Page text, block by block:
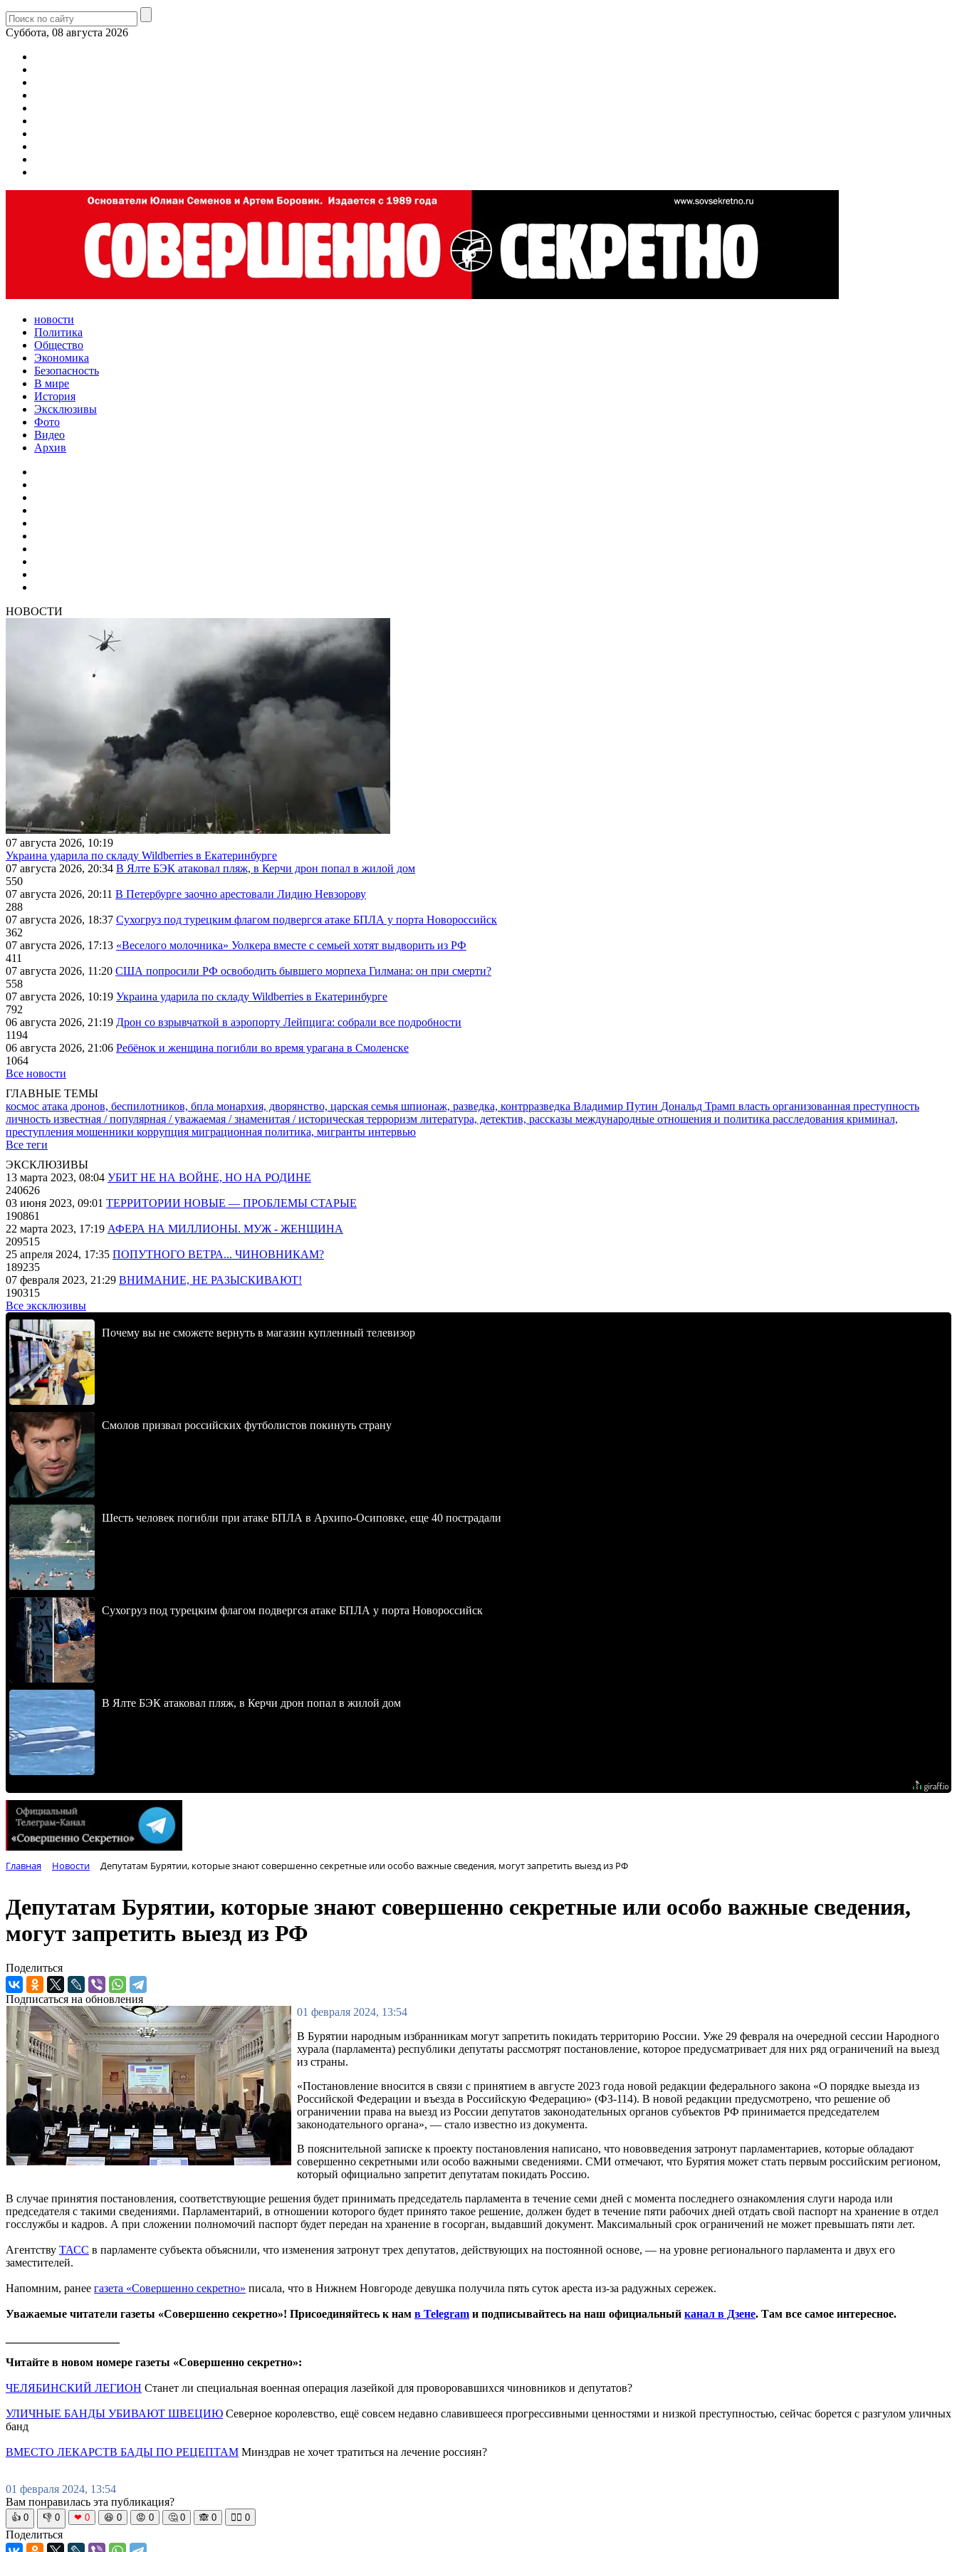
Суббота, 08 августа 2026
новости
Политика
Общество
Экономика
Безопасность
В мире
История
Эксклюзивы
Фото
Видео
Архив
НОВОСТИ
07 августа 2026, 10:19
Украина ударила по складу Wildberries в Екатеринбурге
07 августа 2026, 20:34 В Ялте БЭК атаковал пляж, в Керчи дрон попал в жилой дом
550
07 августа 2026, 20:11 В Петербурге заочно арестовали Лидию Невзорову
288
07 августа 2026, 18:37 Сухогруз под турецким флагом подвергся атаке БПЛА у порта Новороссийск
362
07 августа 2026, 17:13 «Веселого молочника» Уолкера вместе с семьей хотят выдворить из РФ
411
07 августа 2026, 11:20 США попросили РФ освободить бывшего морпеха Гилмана: он при смерти?
558
07 августа 2026, 10:19 Украина ударила по складу Wildberries в Екатеринбурге
792
06 августа 2026, 21:19 Дрон со взрывчаткой в аэропорту Лейпцига: собрали все подробности
1194
06 августа 2026, 21:06 Ребёнок и женщина погибли во время урагана в Смоленске
1064
Все новости
ГЛАВНЫЕ ТЕМЫ
космос атака дронов, беспилотников, бпла монархия, дворянство, царская семья шпионаж, разведка, контрразведка Владимир Путин Дональд Трамп власть организованная преступность
личность известная / популярная / уважаемая / знаменитая / историческая терроризм литература, детектив, рассказы международные отношения и политика расследования криминал,
преступления мошенники коррупция миграционная политика, мигранты интервью
Все теги
ЭКСКЛЮЗИВЫ
13 марта 2023, 08:04 УБИТ НЕ НА ВОЙНЕ, НО НА РОДИНЕ
240626
03 июня 2023, 09:01 ТЕРРИТОРИИ НОВЫЕ — ПРОБЛЕМЫ СТАРЫЕ
190861
22 марта 2023, 17:19 АФЕРА НА МИЛЛИОНЫ. МУЖ - ЖЕНЩИНА
209515
25 апреля 2024, 17:35 ПОПУТНОГО ВЕТРА... ЧИНОВНИКАМ?
189235
07 февраля 2023, 21:29 ВНИМАНИЕ, НЕ РАЗЫСКИВАЮТ!
190315
Все эксклюзивы
Почему вы не сможете вернуть в магазин купленный телевизор
Смолов призвал российских футболистов покинуть страну
Шесть человек погибли при атаке БПЛА в Архипо-Осиповке, еще 40 пострадали
Сухогруз под турецким флагом подвергся атаке БПЛА у порта Новороссийск
В Ялте БЭК атаковал пляж, в Керчи дрон попал в жилой дом
Главная Новости Депутатам Бурятии, которые знают совершенно секретные или особо важные сведения, могут запретить выезд из РФ
Депутатам Бурятии, которые знают совершенно секретные или особо важные сведения,
могут запретить выезд из РФ
Поделиться
Подписаться на обновления
01 февраля 2024, 13:54
В Бурятии народным избранникам могут запретить покидать территорию России. Уже 29 февраля на очередной сессии Народного
хурала (парламента) республики депутаты рассмотрят постановление, которое предусматривает для них ряд ограничений на выезд
из страны.
«Постановление вносится в связи с принятием в августе 2023 года новой редакции федерального закона «О порядке выезда из
Российской Федерации и въезда в Российскую Федерацию» (ФЗ-114). В новой редакции предусмотрено, что решение об
ограничении права на выезд из России депутатов законодательных органов субъектов РФ принимается председателем
законодательного органа», — стало известно из документа.
В пояснительной записке к проекту постановления написано, что нововведения затронут парламентариев, которые обладают
совершенно секретными или особо важными сведениями. СМИ отмечают, что Бурятия может стать первым российским регионом,
который официально запретит депутатам покидать Россию.
В случае принятия постановления, соответствующие решения будет принимать председатель парламента в течение семи дней с момента последнего ознакомления слуги народа или
председателя с такими сведениями. Парламентарий, в отношении которого будет принято такое решение, должен будет в течение пяти рабочих дней отдать свой паспорт на хранение в отдел
госслужбы и кадров. А при сложении полномочий паспорт будет передан на хранение в госорган, выдавший документ. Максимальный срок ограничений не может превышать пяти лет.
Агентству ТАСС в парламенте субъекта объяснили, что изменения затронут трех депутатов, действующих на постоянной основе, — на уровне регионального парламента и двух его
заместителей.
Напомним, ранее газета «Совершенно секретно» писала, что в Нижнем Новгороде девушка получила пять суток ареста из-за радужных сережек.
Уважаемые читатели газеты «Совершенно секретно»! Присоединяйтесь к нам в Telegram и подписывайтесь на наш официальный канал в Дзене. Там все самое интересное.
Читайте в новом номере газеты «Совершенно секретно»:
ЧЕЛЯБИНСКИЙ ЛЕГИОН Станет ли специальная военная операция лазейкой для проворовавшихся чиновников и депутатов?
УЛИЧНЫЕ БАНДЫ УБИВАЮТ ШВЕЦИЮ Северное королевство, ещё совсем недавно славившееся прогрессивными ценностями и низкой преступностью, сейчас борется с разгулом уличных
банд
ВМЕСТО ЛЕКАРСТВ БАДЫ ПО РЕЦЕПТАМ Минздрав не хочет тратиться на лечение россиян?
01 февраля 2024, 13:54
Вам понравилась эта публикация?
👍 0 👎 0 ❤ 0 😆 0 😡 0 🤔 0 🙈 0 🧘‍♀️ 0
Поделиться